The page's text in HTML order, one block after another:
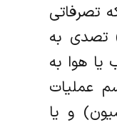
تصرفاتی
شده یا نشده باشد. ۲) تصدی به
هوا به
۳) هر قسم عملیات
و یا